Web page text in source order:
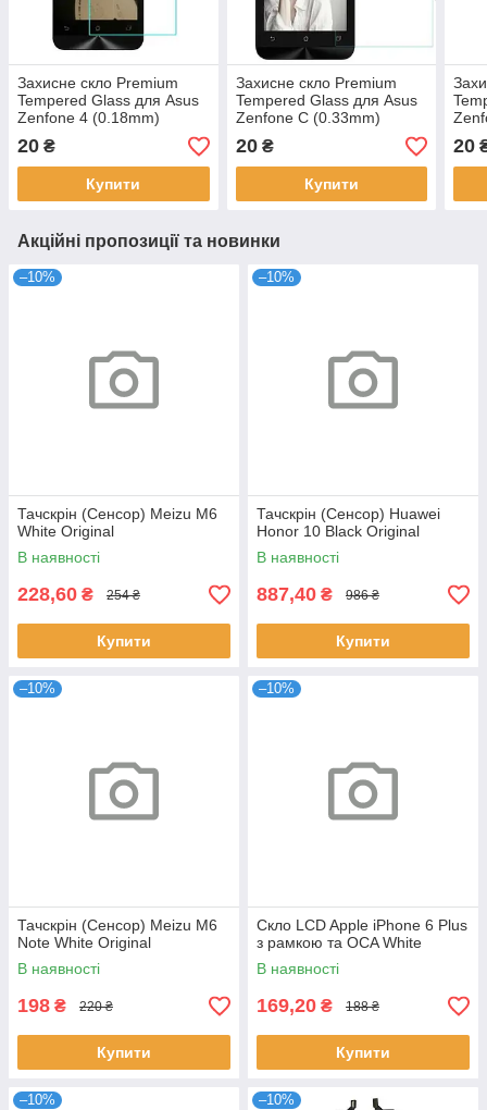
Захисне скло Premium
Tempered Glass для Asus
Zenfone 4 (0.18mm)
20 ₴
Купити
Захисне скло Premium
Tempered Glass для Asus
Zenfone C (0.33mm)
20₴
Купити
20
Акційні пропозиції та новинки
–10%
Тачскрін (Сенсор) Meizu M6
White Original
В наявності
228,60 ₴ 254 ₴
Купити
–10%
Тачскрін (Сенсор) Huawei
Honor 10 Black Original
В наявності
887,40 ₴ 986 ₴
Купити
–10%
Тачскрін (Сенсор) Meizu M6
Note White Original
В наявності
198 ₴ 220 ₴
Купити
–10%
Скло LCD Apple iPhone 6 Plus
з рамкою та OCA White
В наявності
169,20 ₴ 188 ₴
Купити
–10% –10%